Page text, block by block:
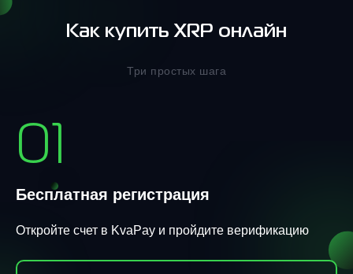
Как купить XRP онлайн
Три простых шага
01
Бесплатная регистрация
Откройте счет в KvaPay и пройдите верификацию